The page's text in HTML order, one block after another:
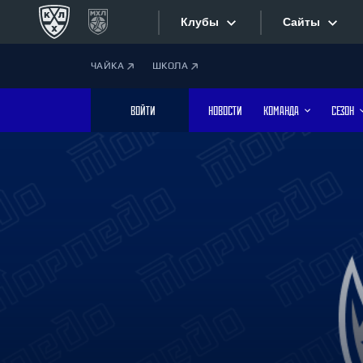
Клубы
Дивизион Боброва
Лада
Сайты
Текстовые
Фотобанк
ЧАЙКА ШКОЛА
ВОЙТИ НОВОСТИ КОМАНДА СЕЗОН